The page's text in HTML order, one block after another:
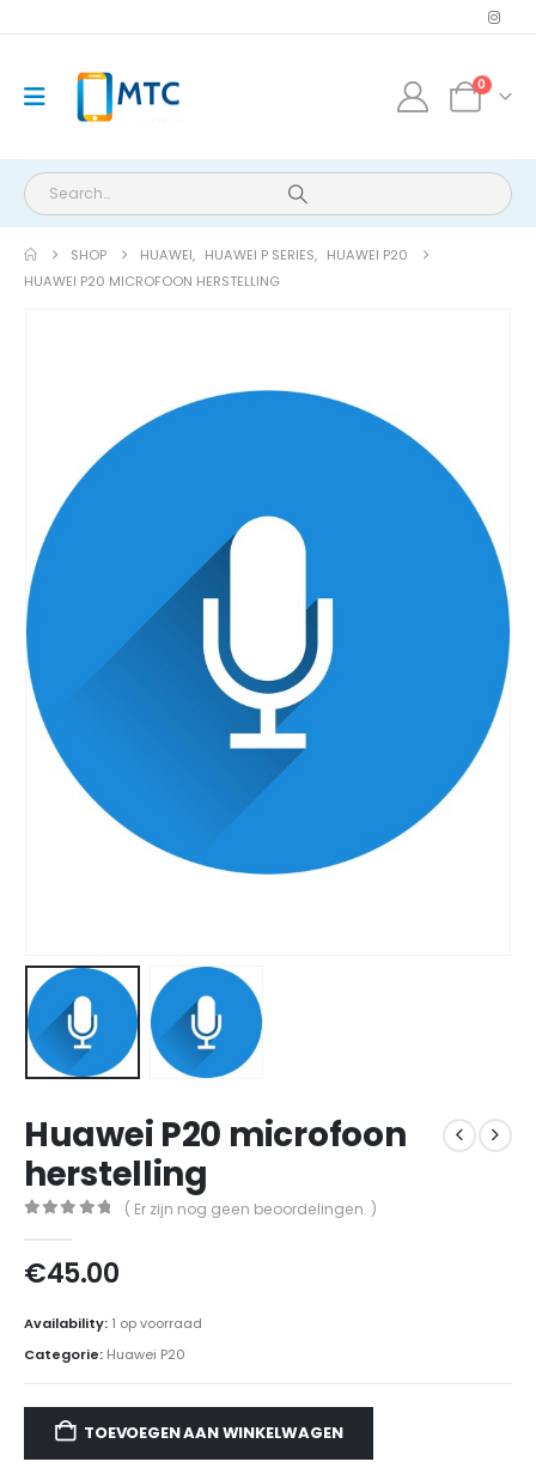
0
SHOP HUAWEI, HUAWEI P SERIES, HUAWEI P20
HUAWEI P20 MICROFOON HERSTELLING
Huawei P20 microfoon
herstelling
( Er zijn nog geen beoordelingen. )
€45.00
Availability: 1 op voorraad
Categorie: Huawei P20
TOEVOEGEN AAN WINKELWAGEN